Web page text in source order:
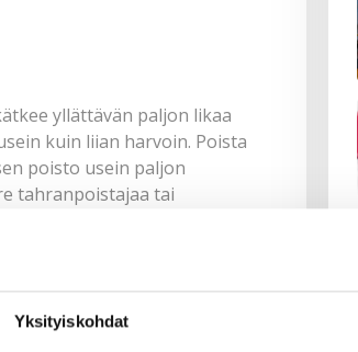
Yksityiskohdat
yllättävän paljon likaa
kuin liian harvoin. Poista
poisto usein paljon
tahranpoistajaa tai
ja aineet. Jos